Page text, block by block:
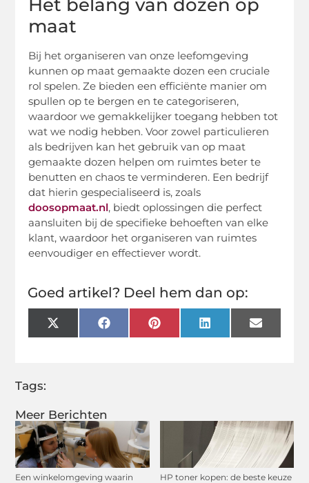
Meer Berichten
Een winkelomgeving waarin
HP toner kopen: de beste keuze
Het belang van dozen op
maat
Bij het organiseren van onze leefomgeving
kunnen op maat gemaakte dozen een cruciale
rol spelen. Ze bieden een efficiënte manier om
spullen op te bergen en te categoriseren,
waardoor we gemakkelijker toegang hebben tot
wat we nodig hebben. Voor zowel particulieren
als bedrijven kan het gebruik van op maat
gemaakte dozen helpen om ruimtes beter te
benutten en chaos te verminderen. Een bedrijf
dat hierin gespecialiseerd is, zoals
doosopmaat.nl, biedt oplossingen die perfect
aansluiten bij de specifieke behoeften van elke
klant, waardoor het organiseren van ruimtes
eenvoudiger en effectiever wordt.
Goed artikel? Deel hem dan op:
X
(Twitter)
FacebookPinterestLinkedInEmail
Tags: